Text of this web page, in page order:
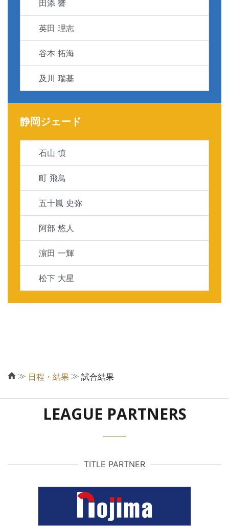
田添 響
英田 理志
谷本 拓海
及川 瑞基
静岡ジェード
石山 慎
町 飛鳥
五十嵐 史弥
阿部 悠人
濵田 一輝
松下 大星
≫ 日程・結果 ≫ 試合結果
LEAGUE PARTNERS
TITLE PARTNER